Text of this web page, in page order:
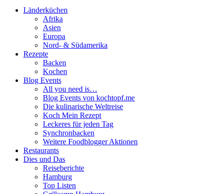
Länderküchen
Afrika
Asien
Europa
Nord- & Südamerika
Rezepte
Backen
Kochen
Blog Events
All you need is…
Blog Events von kochtopf.me
Die kulinarische Weltreise
Koch Mein Rezept
Leckeres für jeden Tag
Synchronbacken
Weitere Foodblogger Aktionen
Restaurants
Dies und Das
Reiseberichte
Hamburg
Top Listen